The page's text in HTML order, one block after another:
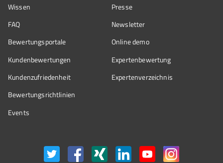
Wissen
FAQ
Bewertungsportale
Kundenbewertungen
Kundenzufriedenheit
Bewertungs­richtlinien
Events
Presse
Newsletter
Online demo
Expertenbewertung
Expertenverzeichnis